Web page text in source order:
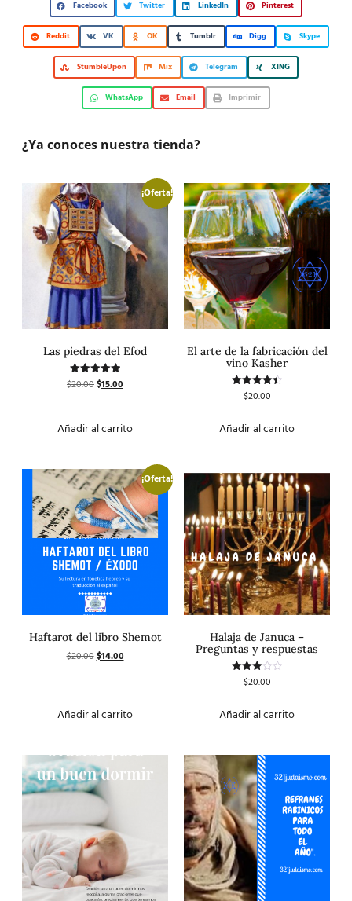
Facebook Twitter LinkedIn Pinterest
Reddit VK OK Tumblr Digg Skype
StumbleUpon Mix Telegram XING
WhatsApp Email Imprimir
¿Ya conoces nuestra tienda?
¡Oferta!
Las piedras del Efod
Valorado
con
$20.00$15.00
Añadir al carrito
El arte de la fabricación del
vino Kasher
Valorado
de 5
$20.00
Añadir al carrito
¡Oferta!
Haftarot del libro Shemot
$20.00$14.00
Añadir al carrito
Halaja de Januca –
Preguntas y respuestas
Valorado
$20.00
Añadir al carrito